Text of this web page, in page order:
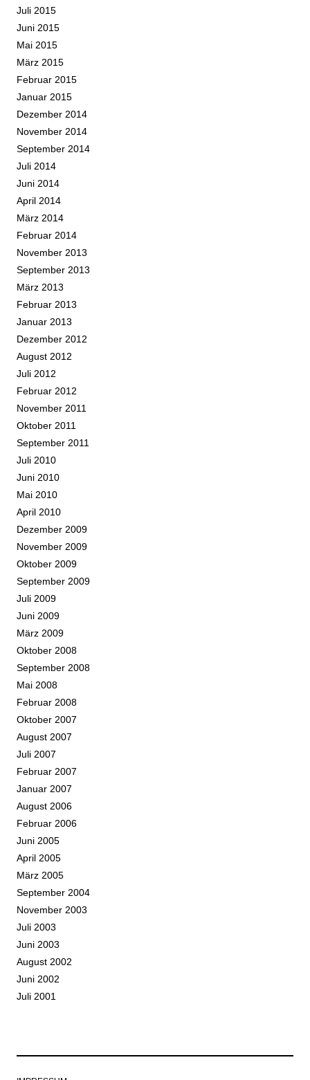
Juli 2015
Juni 2015
Mai 2015
März 2015
Februar 2015
Januar 2015
Dezember 2014
November 2014
September 2014
Juli 2014
Juni 2014
April 2014
März 2014
Februar 2014
November 2013
September 2013
März 2013
Februar 2013
Januar 2013
Dezember 2012
August 2012
Juli 2012
Februar 2012
November 2011
Oktober 2011
September 2011
Juli 2010
Juni 2010
Mai 2010
April 2010
Dezember 2009
November 2009
Oktober 2009
September 2009
Juli 2009
Juni 2009
März 2009
Oktober 2008
September 2008
Mai 2008
Februar 2008
Oktober 2007
August 2007
Juli 2007
Februar 2007
Januar 2007
August 2006
Februar 2006
Juni 2005
April 2005
März 2005
September 2004
November 2003
Juli 2003
Juni 2003
August 2002
Juni 2002
Juli 2001